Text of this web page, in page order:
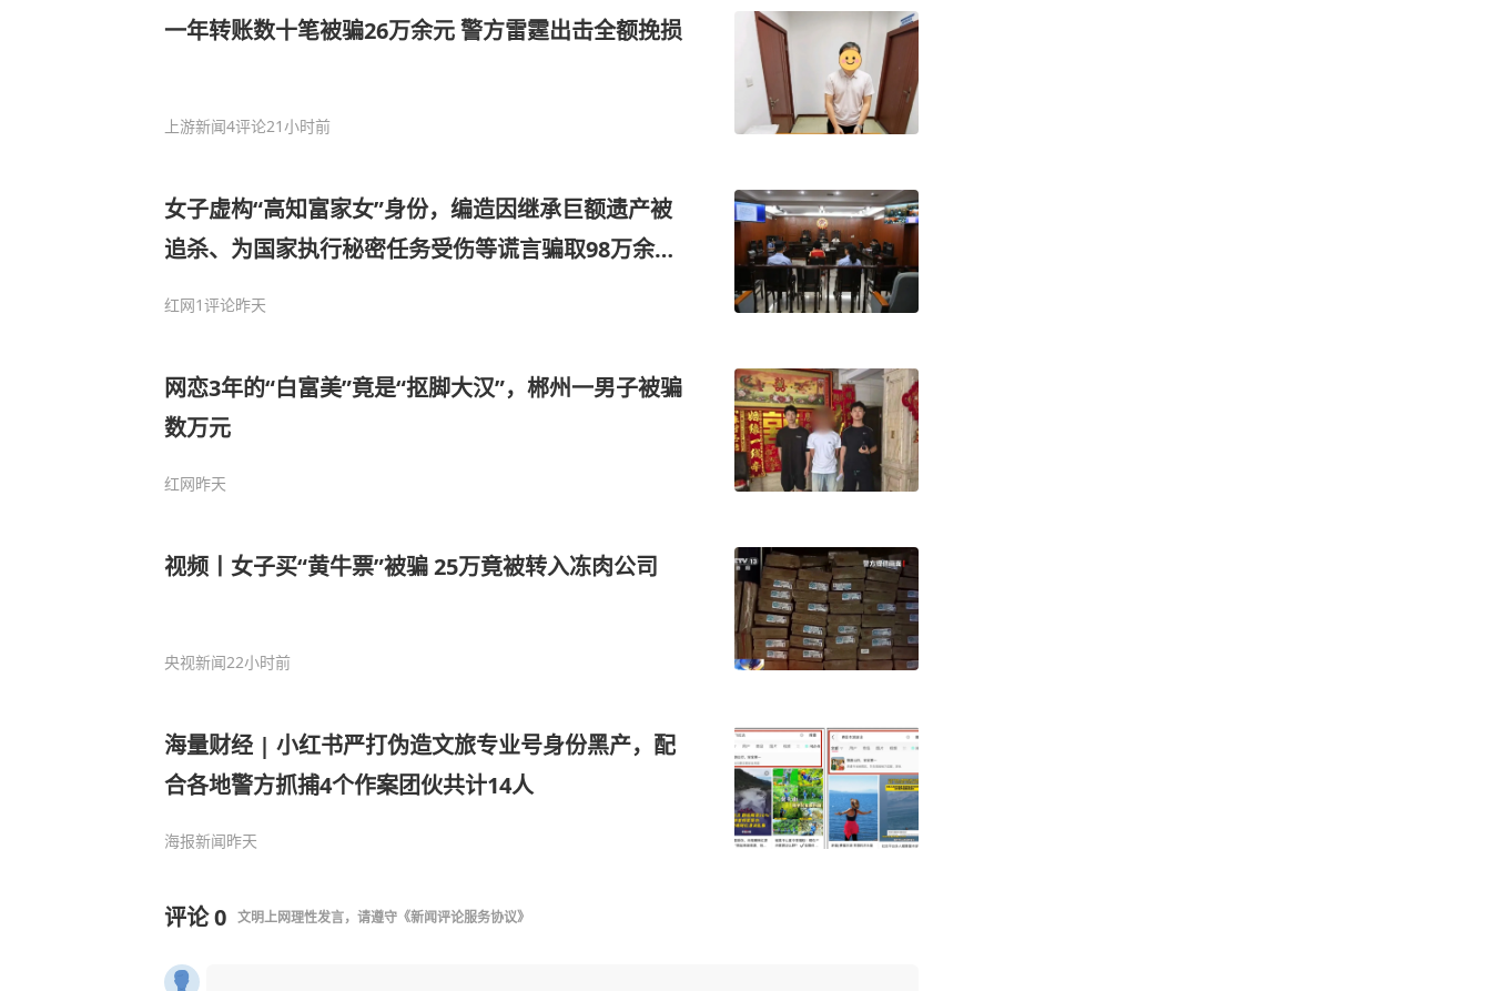
一年转账数十笔被骗26万余元 警方雷霆出击全额挽损
上游新闻4评论21小时前
女子虚构“高知富家女”身份，编造因继承巨额遗产被
追杀、为国家执行秘密任务受伤等谎言骗取98万余
红网1评论昨天
网恋3年的“白富美”竟是“抠脚大汉”，郴州一男子被骗
数万元
红网昨天
视频丨女子买“黄牛票”被骗 25万竟被转入冻肉公司
央视新闻22小时前
海量财经 | 小红书严打伪造文旅专业号身份黑产，配
合各地警方抓捕4个作案团伙共计14人
海报新闻昨天
评论0 文明上网理性发言，请遵守 《新闻评论服务协议》